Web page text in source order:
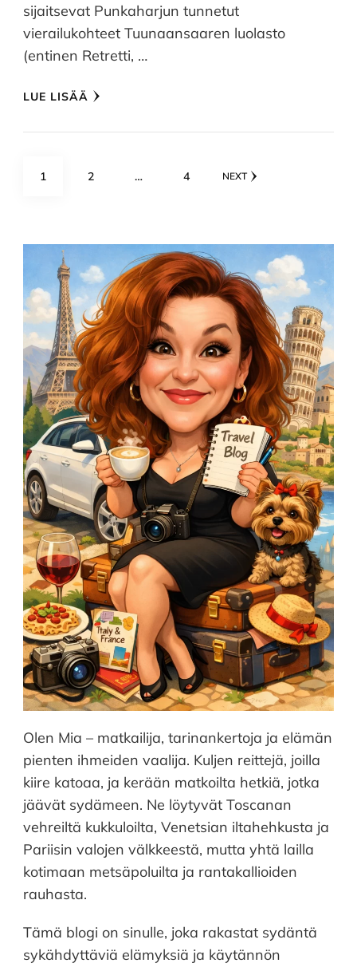
sijaitsevat Punkaharjun tunnetut
vierailukohteet Tuunaansaaren luolasto
(entinen Retretti, …
LUE LISÄÄ
Artikkelien
PAGE
1 PAGE
2 … PAGE
4 NEXT
Olen Mia – matkailija, tarinankertoja ja elämän
pienten ihmeiden vaalija. Kuljen reittejä, joilla
kiire katoaa, ja kerään matkoilta hetkiä, jotka
jäävät sydämeen. Ne löytyvät Toscanan
vehreiltä kukkuloilta, Venetsian iltahehkusta ja
Pariisin valojen välkkeestä, mutta yhtä lailla
kotimaan metsäpoluilta ja rantakallioiden
rauhasta.
Tämä blogi on sinulle, joka rakastat sydäntä
sykähdyttäviä elämyksiä ja käytännön